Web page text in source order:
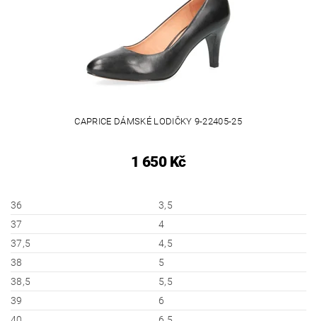
CAPRICE DÁMSKÉ LODIČKY 9-22405-25
1 650 Kč
36
3,5
37
4
37,5
4,5
38
5
38,5
5,5
39
6